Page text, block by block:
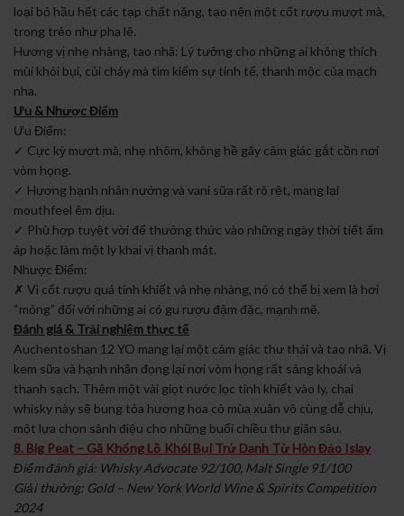
loại bỏ hầu hết các tạp chất nặng, tạo nên một cốt rượu mượt mà,
trong trẻo như pha lê.
Hương vị nhẹ nhàng, tao nhã: Lý tưởng cho những ai không thích
mùi khói bụi, củi cháy mà tìm kiếm sự tinh tế, thanh mộc của mạch
nha.
Ưu & Nhược Điểm
Ưu Điểm:
✓ Cực kỳ mượt mà, nhẹ nhõm, không hề gây cảm giác gắt cồn nơi
vòm họng.
✓ Hương hạnh nhân nướng và vani sữa rất rõ rệt, mang lại
mouthfeel êm dịu.
✓ Phù hợp tuyệt vời để thưởng thức vào những ngày thời tiết ấm
áp hoặc làm một ly khai vị thanh mát.
Nhược Điểm:
✗ Vì cốt rượu quá tinh khiết và nhẹ nhàng, nó có thể bị xem là hơi
“mỏng” đối với những ai có gu rượu đậm đặc, mạnh mẽ.
Đánh giá & Trải nghiệm thực tế
Auchentoshan 12 YO mang lại một cảm giác thư thái và tao nhã. Vị
kem sữa và hạnh nhân đọng lại nơi vòm họng rất sảng khoái và
thanh sạch. Thêm một vài giọt nước lọc tinh khiết vào ly, chai
whisky này sẽ bung tỏa hương hoa cỏ mùa xuân vô cùng dễ chịu,
một lựa chọn sành điệu cho những buổi chiều thư giãn sâu.
8. Big Peat – Gã Khổng Lồ Khói Bụi Trứ Danh Từ Hòn Đảo Islay
Điểm đánh giá: Whisky Advocate 92/100, Malt Single 91/100
Giải thưởng: Gold – New York World Wine & Spirits Competition
2024